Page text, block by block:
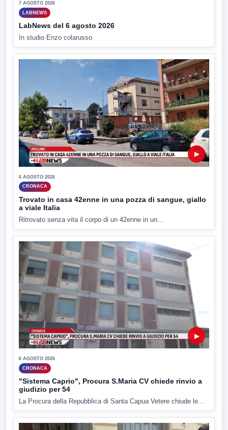
7 AGOSTO 2026
LABNEWS
LabNews del 6 agosto 2026
In studio Enzo colarusso
▶
6 AGOSTO 2026
CRONACA
Trovato in casa 42enne in una pozza di sangue, giallo
a viale Italia
Ritrovato senza vita il corpo di un 42enne in un...
▶
6 AGOSTO 2026
CRONACA
"Sistema Caprio", Procura S.Maria CV chiede rinvio a
giudizio per 54
La Procura della Repubblica di Santa Capua Vetere chiude le...